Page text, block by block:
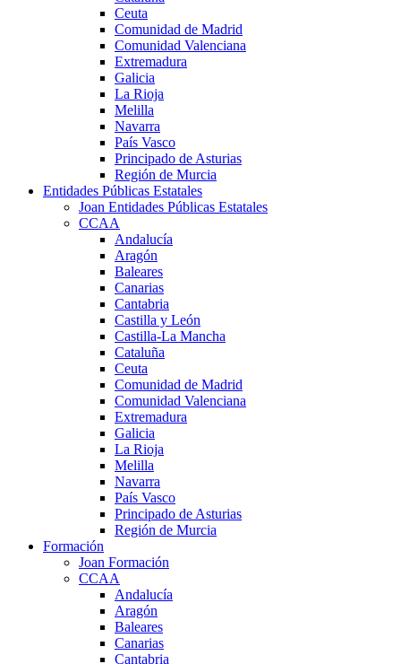
Ceuta
Comunidad de Madrid
Comunidad Valenciana
Extremadura
Galicia
La Rioja
Melilla
Navarra
País Vasco
Principado de Asturias
Región de Murcia
Entidades Públicas Estatales
Joan Entidades Públicas Estatales
CCAA
Andalucía
Aragón
Baleares
Canarias
Cantabria
Castilla y León
Castilla-La Mancha
Cataluña
Ceuta
Comunidad de Madrid
Comunidad Valenciana
Extremadura
Galicia
La Rioja
Melilla
Navarra
País Vasco
Principado de Asturias
Región de Murcia
Formación
Joan Formación
CCAA
Andalucía
Aragón
Baleares
Canarias
Cantabria